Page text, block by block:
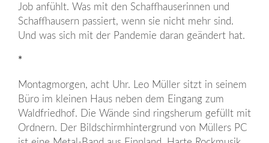
Job anfühlt. Was mit den Schaffhauserinnen und
Schaffhausern passiert, wenn sie nicht mehr sind.
Und was sich mit der Pandemie daran geändert hat.
*
Montagmorgen, acht Uhr. Leo Müller sitzt in seinem
Büro im kleinen Haus neben dem Eingang zum
Waldfriedhof. Die Wände sind ringsherum gefüllt mit
Ordnern. Der Bildschirmhintergrund von Müllers PC